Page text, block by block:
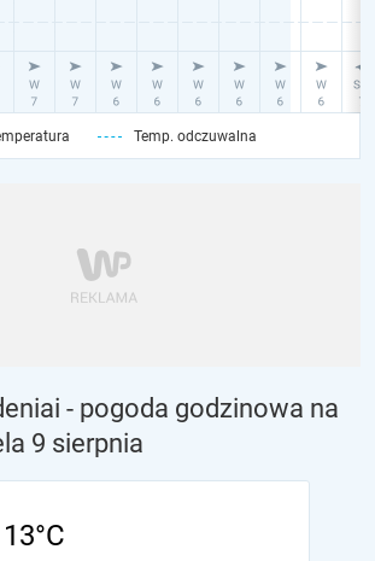
Temp. odczuwalna
- pogoda godzinowa na
9 sierpnia
13°C